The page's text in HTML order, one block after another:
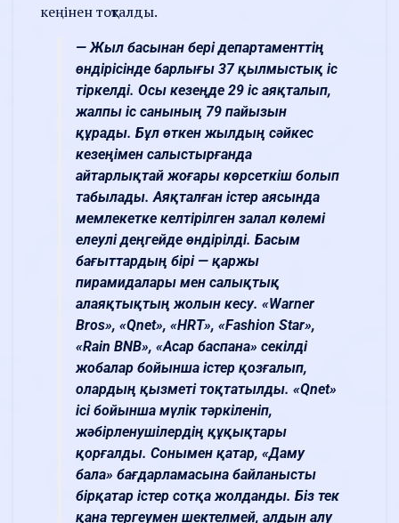
кеңінен тоқталды.
— Жыл басынан бері департаменттің
өндірісінде барлығы 37 қылмыстық іс
тіркелді. Осы кезеңде 29 іс аяқталып,
жалпы іс санының 79 пайызын
құрады. Бұл өткен жылдың сәйкес
кезеңімен салыстырғанда
айтарлықтай жоғары көрсеткіш болып
табылады. Аяқталған істер аясында
мемлекетке келтірілген залал көлемі
елеулі деңгейде өндірілді. Басым
бағыттардың бірі — қаржы
пирамидалары мен салықтық
алаяқтықтың жолын кесу. «Warner
Bros», «Qnet», «HRT», «Fashion Star»,
«Rain BNB», «Асар баспана» секілді
жобалар бойынша істер қозғалып,
олардың қызметі тоқтатылды. «Qnet»
ісі бойынша мүлік тәркіленіп,
жәбірленушілердің құқықтары
қорғалды. Сонымен қатар, «Даму
бала» бағдарламасына байланысты
бірқатар істер сотқа жолданды. Біз тек
қана тергеумен шектелмей, алдын алу